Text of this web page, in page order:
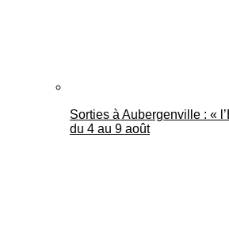
Sorties à Aubergenville : «
du 4 au 9 août